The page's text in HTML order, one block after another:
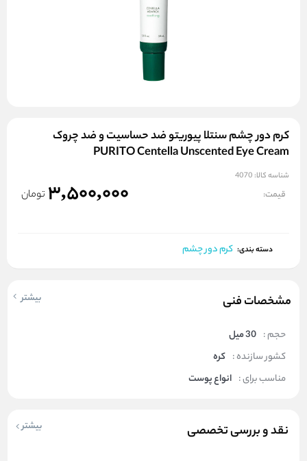
کرم دور چشم سنتلا پیوریتو ضد حساسیت و ضد چروک
PURITO Centella Unscented Eye Cream
شناسه کالا: 4070
قیمت: 3,500,000 تومان
دسته بندی: کرم دور چشم
مشخصات فنی بیشتر
حجم : 30 میل
کشور سازنده : کره
مناسب برای : انواع پوست
نقد و بررسی تخصصی بیشتر